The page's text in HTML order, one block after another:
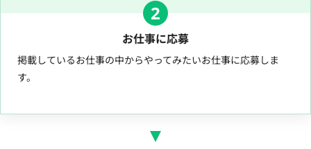
2
お仕事に応募
掲載しているお仕事の中からやってみたいお仕事に応募しま
す。